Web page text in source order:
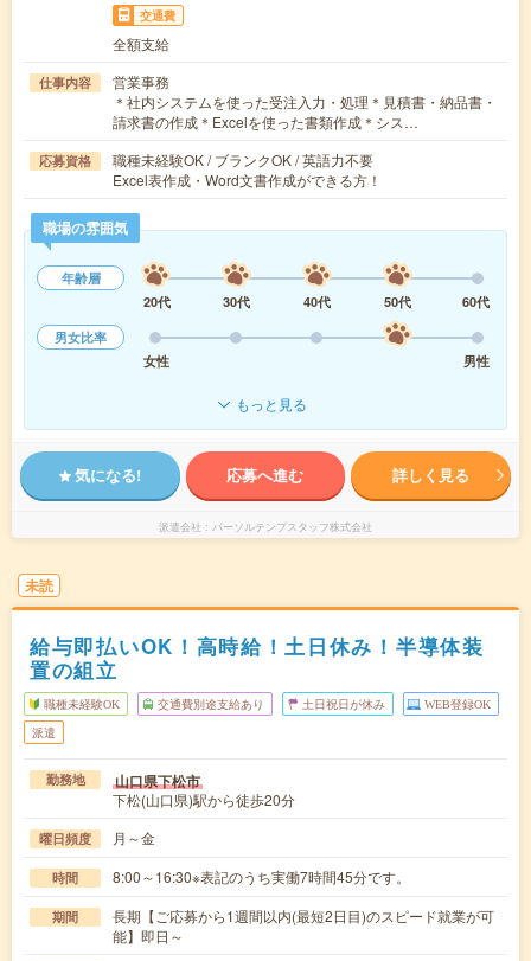
交通費
全額支給
仕事内容
営業事務
＊社内システムを使った受注入力・処理＊見積書・納品書・
請求書の作成＊Excelを使った書類作成＊シス…
応募資格
職種未経験OK / ブランクOK / 英語力不要
Excel表作成・Word文書作成ができる方！
職場の雰囲気
年齢層
20代
30代 40代 50代
60代
男女比率
女性
男性
もっと見る
気になる! 応募へ進む 詳しく見る
派遣会社 パーソルテンプスタッフ株式会社
未読
給与即払いOK！高時給！土日休み！半導体装
置の組立
職種未経験OK 交通費別途支給あり 土日祝日が休み WEB登録OK
派遣
勤務地 山口県下松市
下松(山口県)駅から徒歩20分
曜日頻度 月～金
時間 8:00～16:30※表記のうち実働7時間45分です。
期間
長期【ご応募から1週間以内(最短2日目)のスピード就業が可
能】即日～